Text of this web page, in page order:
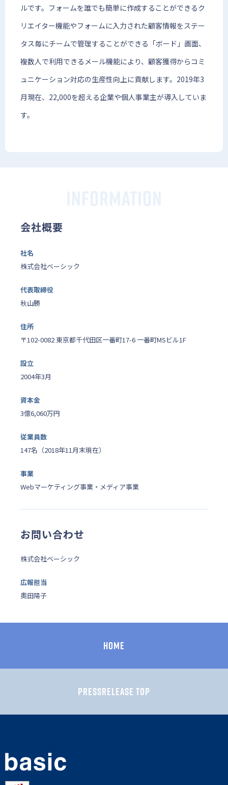
ルです。フォームを誰でも簡単に作成することができるク
リエイター機能やフォームに入力された顧客情報をステー
タス毎にチームで管理することができる「ボード」画面、
複数人で利用できるメール機能により、顧客獲得からコミ
ュニケーション対応の生産性向上に貢献します。2019年3
月現在、22,000を超える企業や個人事業主が導入していま
す。
会社概要
社名
株式会社ベーシック
代表取締役
秋山勝
住所
〒102-0082 東京都千代田区一番町17-6 一番町MSビル1F
設立
2004年3月
資本金
3億6,060万円
従業員数
147名（2018年11月末現在）
事業
Webマーケティング事業・メディア事業
お問い合わせ
株式会社ベーシック
広報担当
奧田陽子
HOME
PRESSRELEASE TOP